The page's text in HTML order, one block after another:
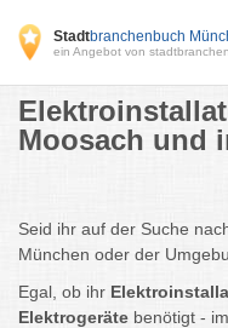
Stadtbranchenbuch
ein Angebot von
Moosach und
Seid ihr auf der Suche
München oder der
Egal, ob ihr
Elektrogeräte benötigt -